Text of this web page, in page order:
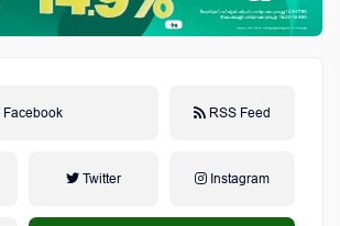
Facebook RSS Feed
Twitter Instagram